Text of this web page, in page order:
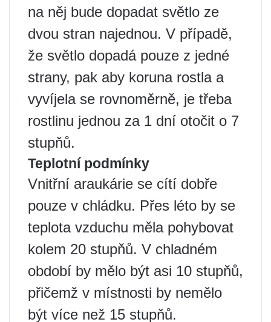
na něj bude dopadat světlo ze
dvou stran najednou. V případě,
že světlo dopadá pouze z jedné
strany, pak aby koruna rostla a
vyvíjela se rovnoměrně, je třeba
rostlinu jednou za 1 dní otočit o 7
stupňů.
Teplotní podmínky
Vnitřní araukárie se cítí dobře
pouze v chládku. Přes léto by se
teplota vzduchu měla pohybovat
kolem 20 stupňů. V chladném
období by mělo být asi 10 stupňů,
přičemž v místnosti by nemělo
být více než 15 stupňů.